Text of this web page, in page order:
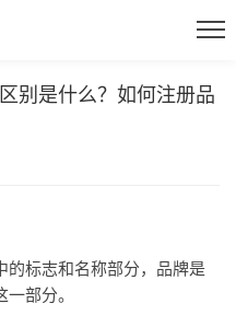
别是什么？如何注册品
的标志和名称部分，品牌是
部分。